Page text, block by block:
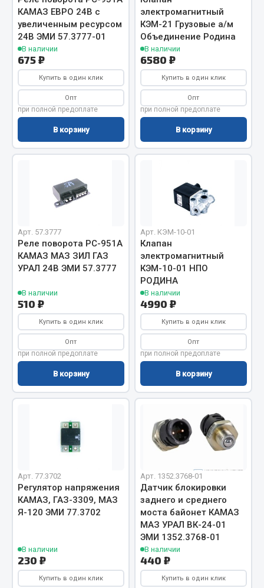
Пробки
Пружины
Хомуты
Показать ещё
Весь раздел
Соединительные элементы
Camozzi
Тройники
Трубки, муфты, гайки
Фитинги
Штуцеры
Инструмент
Автомобильный инструмент
Измерительный инструмент
Крепежный инструмент
Режущий инструмент
Слесарный инструмент
Столярный инструмент
Весь раздел
Весь раздел
КАМАЗ ЕВРО 24В с
увеличенным ресурсом
24В ЭМИ 57.3777-01
В наличии
675 ₽
Купить в один клик
Опт
при полной предоплате
В корзину
электромагнитный
КЭМ-21 Грузовые а/м
Объединение Родина
В наличии
6580 ₽
Купить в один клик
Опт
при полной предоплате
В корзину
Арт. 57.3777
Реле поворота РС-951А
КАМАЗ МАЗ ЗИЛ ГАЗ
УРАЛ 24В ЭМИ 57.3777
В наличии
510 ₽
Купить в один клик
Опт
при полной предоплате
В корзину
Арт. КЭМ-10-01
Клапан
электромагнитный
КЭМ-10-01 НПО
РОДИНА
В наличии
4990 ₽
Купить в один клик
Опт
при полной предоплате
В корзину
Арт. 77.3702
Регулятор напряжения
КАМАЗ, ГАЗ-3309, МАЗ
Я-120 ЭМИ 77.3702
В наличии
230 ₽
Купить в один клик
Арт. 1352.3768-01
Датчик блокировки
заднего и среднего
моста байонет КАМАЗ
МАЗ УРАЛ ВК-24-01
ЭМИ 1352.3768-01
В наличии
440 ₽
Купить в один клик